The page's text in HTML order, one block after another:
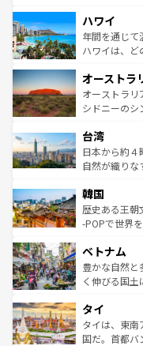
ば市内交通費無
着のスイス情
のような巨大
ンメントが詰
西部には大
部のニューオ
文化が魅力。
しみながら、
ならではの贅沢な旅の
情報はコンテ
ハワイ
年間を通じて
ハワイは、ど
ワイ島は見逃
島だが、静か
おすすめ。エ
れるおもてな
人々、おいし
ク、伝統的な
ワイを、存分に味わっ
はコンテンツ
オーストラ
オーストラリ
シドニーのシ
リアリーフや
ク）、タスマ
ど、見どころ
いる。アクテ
ビング、ハイ
い。オースト
参照してほし
台湾
日本から約４
自然が織りな
ン）、静ひつ
と山間の静け
驚きをもたら
容にもいいと
照してほしい
韓国
歴史ある王朝
-POPで世界
き、地方に足
できる。そし
まで、さま
リティに包ま
覧を参照して
ベトナム
豊かな自然と
く伸びる国
急速な発展と
ーチミン市の
醸し出してい
タイ
タイは、東南
国だ。首都バ